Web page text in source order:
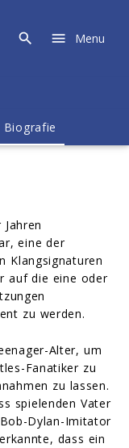
Menu
Biografie
eine der
Klangsignaturen
auf die eine oder
zu werden.
Alter, um
Fanatiker zu
zu lassen.
spielenden Vater
Dylan-Imitator
dass ein